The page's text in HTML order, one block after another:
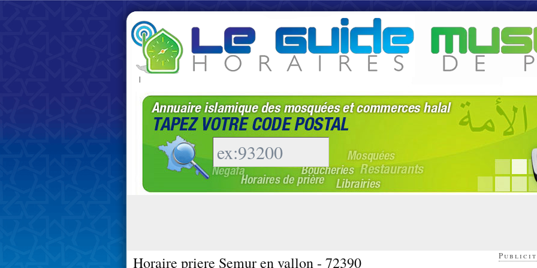
|
Horaire priere Semur en vallon - 72390